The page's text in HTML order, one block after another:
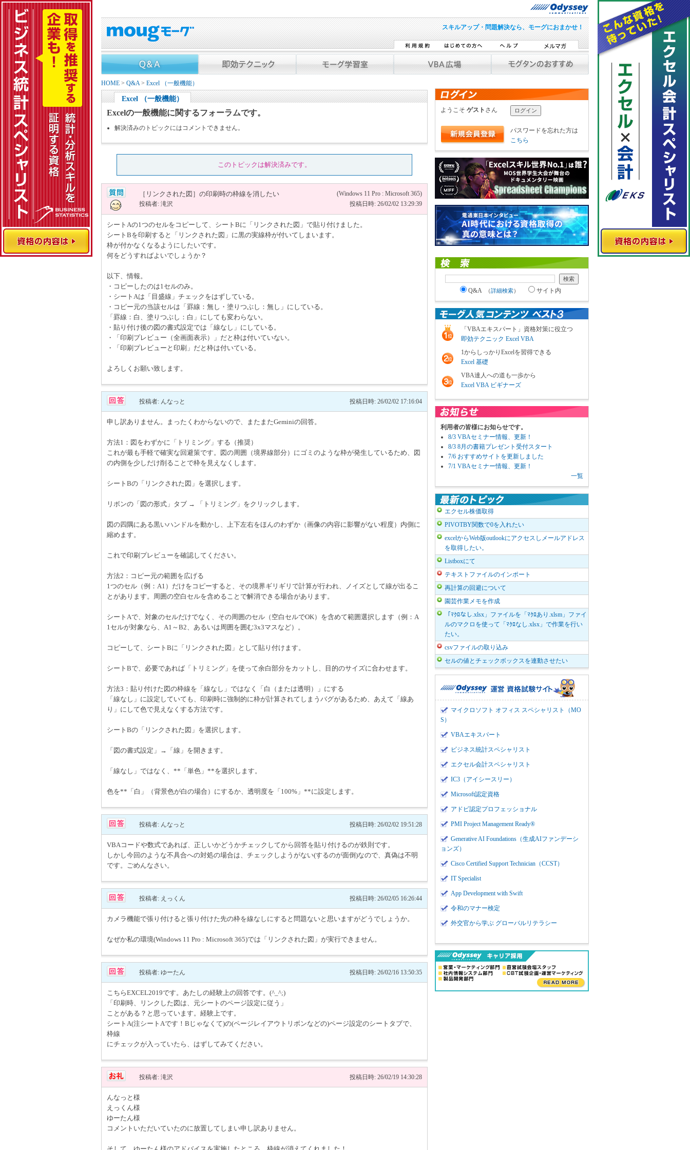
スキルアップ・問題解決なら、モーグにおまかせ！
HOME > Q&A> Excel （一般機能）
Excel （一般機能）
Excelの一般機能に関するフォーラムです。
解決済みのトピックにはコメントできません。
このトピックは解決済みです。
(Windows 11 Pro : Microsoft 365)
［リンクされた図］の印刷時の枠線を消したい
投稿日時: 26/02/02 13:29:39
投稿者: 滝沢
シートAの1つのセルをコピーして、シートBに「リンクされた図」で貼り付けました。
シートBを印刷すると「リンクされた図」に黒の実線枠が付いてしまいます。
枠が付かなくなるようにしたいです。
何をどうすればよいでしょうか？
以下、情報。
・コピーしたのは1セルのみ。
・シートAは「目盛線」チェックをはずしている。
・コピー元の当該セルは「罫線：無し・塗りつぶし：無し」にしている。
「罫線：白、塗りつぶし：白」にしても変わらない。
・貼り付け後の図の書式設定では「線なし」にしている。
・「印刷プレビュー（全画面表示）」だと枠は付いていない。
・「印刷プレビューと印刷」だと枠は付いている。
よろしくお願い致します。
投稿日時: 26/02/02 17:16:04
投稿者: んなっと
申し訳ありません。まったくわからないので、またまたGeminiの回答。
方法1：図をわずかに「トリミング」する（推奨）
これが最も手軽で確実な回避策です。図の周囲（境界線部分）にゴミのような枠が発生しているため、図
の内側を少しだけ削ることで枠を見えなくします。
シートBの「リンクされた図」を選択します。
リボンの「図の形式」タブ → 「トリミング」をクリックします。
図の四隅にある黒いハンドルを動かし、上下左右をほんのわずか（画像の内容に影響がない程度）内側に
縮めます。
これで印刷プレビューを確認してください。
方法2：コピー元の範囲を広げる
1つのセル（例：A1）だけをコピーすると、その境界ギリギリで計算が行われ、ノイズとして線が出るこ
とがあります。周囲の空白セルを含めることで解消できる場合があります。
シートAで、対象のセルだけでなく、その周囲のセル（空白セルでOK）を含めて範囲選択します（例：A
1セルが対象なら、A1～B2、あるいは周囲を囲む3x3マスなど）。
コピーして、シートBに「リンクされた図」として貼り付けます。
シートBで、必要であれば「トリミング」を使って余白部分をカットし、目的のサイズに合わせます。
方法3：貼り付けた図の枠線を「線なし」ではなく「白（または透明）」にする
「線なし」に設定していても、印刷時に強制的に枠が計算されてしまうバグがあるため、あえて「線あ
り」にして色で見えなくする方法です。
シートBの「リンクされた図」を選択します。
「図の書式設定」→「線」を開きます。
「線なし」ではなく、**「単色」**を選択します。
色を**「白」（背景色が白の場合）にするか、透明度を「100%」**に設定します。
投稿日時: 26/02/02 19:51:28
投稿者: んなっと
VBAコードや数式であれば、正しいかどうかチェックしてから回答を貼り付けるのが鉄則です。
しかし今回のような不具合への対処の場合は、チェックしようがない(するのが面倒)なので、真偽は不明
です。ごめんなさい。
投稿日時: 26/02/05 16:26:44
投稿者: えっくん
カメラ機能で張り付けると張り付けた先の枠を線なしにすると問題ないと思いますがどうでしょうか。
なぜか私の環境(Windows 11 Pro : Microsoft 365)では「リンクされた図」が実行できません。
投稿日時: 26/02/16 13:50:35
投稿者: ゆーたん
こちらEXCEL2019です。あたしの経験上の回答です。(^_^;)
「印刷時、リンクした図は、元シートのページ設定に従う」
ことがある？と思っています。経験上です。
シートA(注シートAです！Bじゃなくて)の(ページレイアウトリボンなどの)ページ設定のシートタブで、
枠線
にチェックが入っていたら、はずしてみてください。
投稿日時: 26/02/19 14:30:28
投稿者: 滝沢
んなっと様
えっくん様
ゆーたん様
コメントいただいていたのに放置してしまい申し訳ありません。
そして、ゆーたん様のアドバイスを実施したところ、枠線が消えてくれました！
ようこそ ゲスト さん
パスワードを忘れた方は
こちら
Q&A （詳細検索） サイト内
「VBAエキスパート」資格対策に役立つ
即効テクニック Excel VBA
1からしっかりExcelを習得できる
Excel 基礎
VBA達人への道も一歩から
Excel VBA ビギナーズ
利用者の皆様にお知らせです。
8/3 VBAセミナー情報、更新！
8/3 8月の書籍プレゼント受付スタート
7/6 おすすめサイトを更新しました
7/1 VBAセミナー情報、更新！
一覧
エクセル株価取得
PIVOTBY関数で0を入れたい
excelからWeb版outlookにアクセスしメールアドレス
を取得したい。
Listboxにて
テキストファイルのインポート
再計算の回避について
園芸作業メモを作成
「ﾏｸﾛなし.xlsx」ファイルを「ﾏｸﾛあり.xlsm」ファイ
ルのマクロを使って「ﾏｸﾛなし.xlsx」で作業を行い
たい。
csvファイルの取り込み
セルの値とチェックボックスを連動させたい
マイクロソフト オフィス スペシャリスト（MO
S）
VBAエキスパート
ビジネス統計スペシャリスト
エクセル会計スペシャリスト
IC3（アイシースリー）
Microsoft認定資格
アドビ認定プロフェッショナル
PMI Project Management Ready®
Generative AI Foundations（生成AIファンデーシ
ョンズ）
Cisco Certified Support Technician（CCST）
IT Specialist
App Development with Swift
令和のマナー検定
外交官から学ぶ グローバルリテラシー